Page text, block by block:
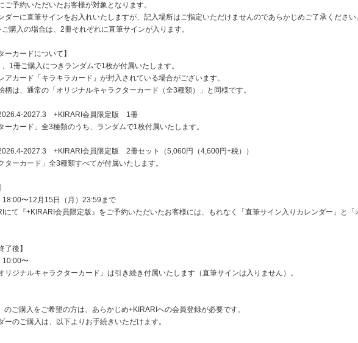
ご予約いただいたお客様が対象となります。
ダーに直筆サインをお入れいたしますが、記入場所はご指定いただけませんのであらかじめご了承ください
購入の場合は、2冊それぞれに直筆サインが入ります。
ーカードについて】
1冊ご購入につきランダムで1枚が付属いたします。
アカード「キラキラカード」が封入されている場合がございます。
柄は、通常の「オリジナルキャラクターカード（全3種類）」と同様です。
2026.4-2027.3 +KIRARI会員限定版 1冊
ーカード」全3種類のうち、ランダムで1枚付属いたします。
2027.3 +KIRARI会員限定版 2冊セット（5,060円（4,600円+税））
ーカード」全3種類すべてが付属いたします。
〜12月15日（月）23:59まで
て『+KIRARI会員限定版』をご予約いただいたお客様には、もれなく「直筆サイン入りカレンダー」と
了後】
10:00〜
ジナルキャラクターカード」は引き続き付属いたします（直筆サインは入りません）。
のご購入をご希望の方は、あらかじめ+KIRARIへの会員登録が必要です。
ーのご購入は、以下よりお手続きいただけます。